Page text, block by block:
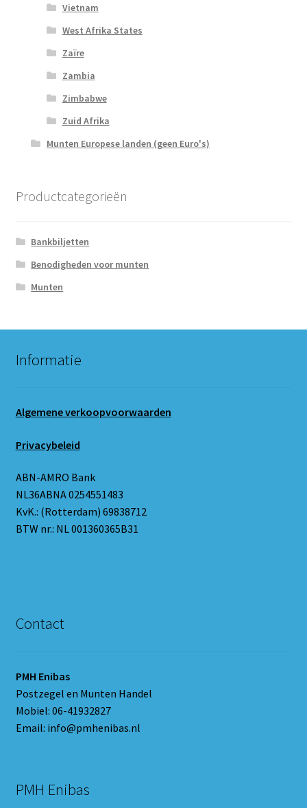
Vietnam
West Afrika States
Zaïre
Zambia
Zimbabwe
Zuid Afrika
Munten Europese landen (geen Euro's)
Productcategorieën
Bankbiljetten
Benodigheden voor munten
Munten
Informatie
Algemene verkoopvoorwaarden
Privacybeleid
ABN-AMRO Bank
NL36ABNA 0254551483
KvK.: (Rotterdam) 69838712
BTW nr.: NL 001360365B31
Contact
PMH Enibas
Postzegel en Munten Handel
Mobiel: 06-41932827
Email: info@pmhenibas.nl
PMH Enibas